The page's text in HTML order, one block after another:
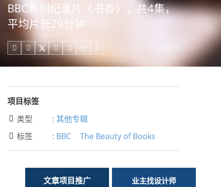
BBC系列纪录片《书香》，共4集，
平均片长29分钟
     2013-02-21
项目标签
 类型 : 其他专辑
 标签 : BBC The Beauty of Books
文章项目推广 业主找设计师